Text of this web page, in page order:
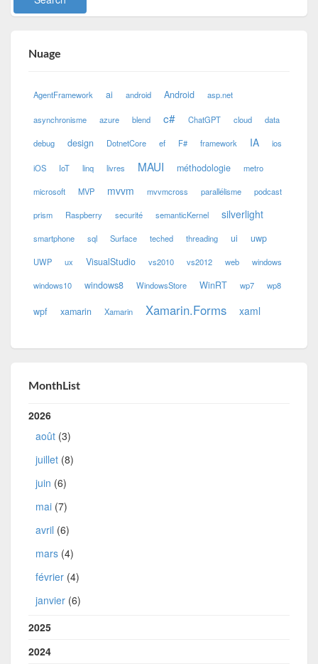
Nuage
AgentFramework ai android Android asp.net
asynchronisme azure blend c# ChatGPT cloud data
debug design DotnetCore ef F# framework IA ios
iOS IoT linq livres MAUI méthodologie metro
microsoft MVP mvvm mvvmcross parallélisme podcast
prism Raspberry securité semanticKernel silverlight
smartphone sql Surface teched threading ui uwp
UWP ux VisualStudio vs2010 vs2012 web windows
windows10 windows8 WindowsStore WinRT wp7 wp8
wpf xamarin Xamarin Xamarin.Forms xaml
MonthList
2026
août (3)
juillet (8)
juin (6)
mai (7)
avril (6)
mars (4)
février (4)
janvier (6)
2025
2024